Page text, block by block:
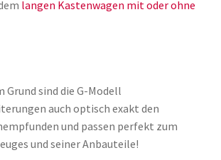
langen Kastenwagen mit oder ohne
Grund sind die G-Modell
auch optisch exakt den
und passen perfekt zum
und seiner Anbauteile!